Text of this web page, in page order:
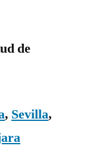
de
, Sevilla,